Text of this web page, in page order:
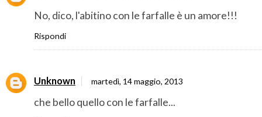
No, dico, l'abitino con le farfalle è un amore!!!
Rispondi
Unknown martedì, 14 maggio, 2013
che bello quello con le farfalle...